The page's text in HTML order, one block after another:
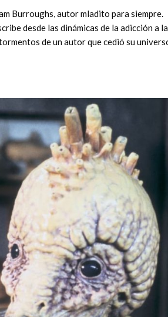
Burroughs, autor mladito para siempre.
desde las dinámicas de la adicción a la
de un autor que cedió su